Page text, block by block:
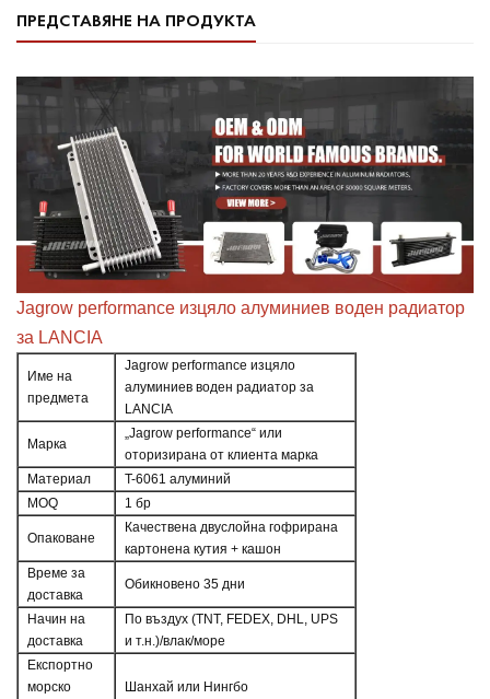
ПРЕДСТАВЯНЕ НА ПРОДУКТА
Jagrow performance изцяло алуминиев воден радиатор
за LANCIA
Име на
предмета
Jagrow performance изцяло
алуминиев воден радиатор за
LANCIA
Марка
„Jagrow performance“ или
оторизирана от клиента марка
Материал
T-6061 алуминий
MOQ
1 бр
Опаковане
Качествена двуслойна гофрирана
картонена кутия + кашон
Време за
доставка
Обикновено 35 дни
Начин на
доставка
По въздух (TNT, FEDEX, DHL, UPS
и т.н.)/влак/море
Експортно
морско
Шанхай или Нингбо